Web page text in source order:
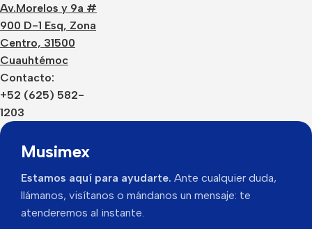
Av.Morelos y 9a #
900 D-1 Esq, Zona
Centro, 31500
Cuauhtémoc
Contacto:
+52 (625) 582-
1203
Musimex
Estamos aquí para ayudarte. Ante cualquier duda,
llámanos, visítanos o mándanos un mensaje: te
atenderemos al instante.